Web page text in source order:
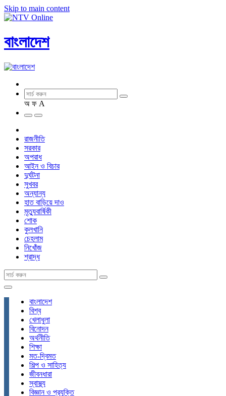
Skip to main content
বাংলাদেশ
অ ফ A
রাজনীতি
সরকার
অপরাধ
আইন ও বিচার
দুর্ঘটনা
সুখবর
অন্যান্য
হাত বাড়িয়ে দাও
মৃত্যুবার্ষিকী
শোক
কুলখানি
চেহলাম
নিখোঁজ
শ্রাদ্ধ
বাংলাদেশ
বিশ্ব
খেলাধুলা
বিনোদন
অর্থনীতি
শিক্ষা
মত-দ্বিমত
শিল্প ও সাহিত্য
জীবনধারা
স্বাস্থ্য
বিজ্ঞান ও প্রযুক্তি